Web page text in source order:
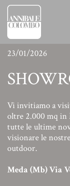
23/01/2026
Vi invitiamo a
oltre 2.000 mq in
tutte le ultime
visionare le
outdoor.
Meda (Mb) Via